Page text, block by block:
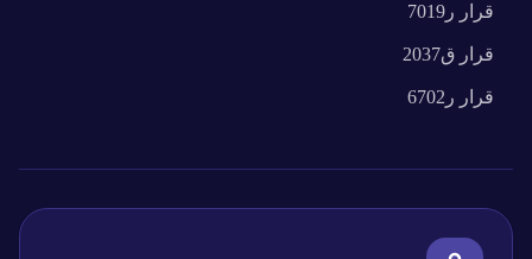
قرار ر7019
قرار ق2037
قرار ر6702